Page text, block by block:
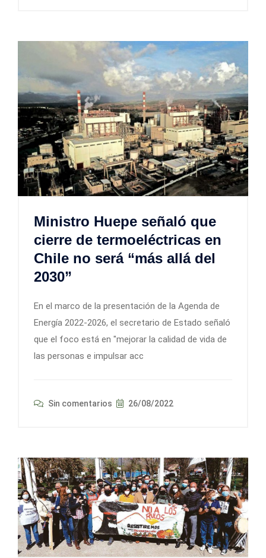
Ministro Huepe señaló que
cierre de termoeléctricas en
Chile no será “más allá del
2030”
En el marco de la presentación de la Agenda de
Energía 2022-2026, el secretario de Estado señaló
que el foco está en "mejorar la calidad de vida de
las personas e impulsar acc
Sin comentarios 26/08/2022